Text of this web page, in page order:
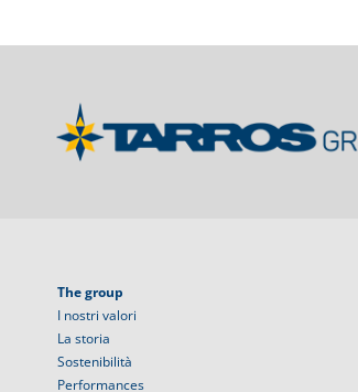
The group
I nostri valori
La storia
Sostenibilità
Performances